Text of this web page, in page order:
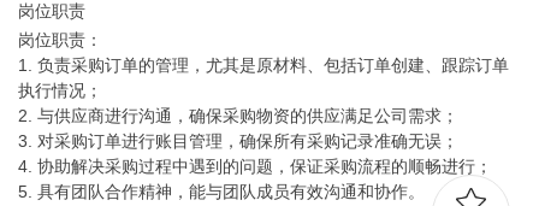
岗位职责
岗位职责：
1. 负责采购订单的管理，尤其是原材料、包括订单创建、跟踪订单
执行情况；
2. 与供应商进行沟通，确保采购物资的供应满足公司需求；
3. 对采购订单进行账目管理，确保所有采购记录准确无误；
4. 协助解决采购过程中遇到的问题，保证采购流程的顺畅进行；
5. 具有团队合作精神，能与团队成员有效沟通和协作。